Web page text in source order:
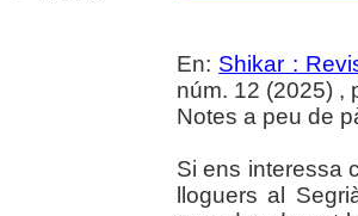
En: Shikar :
núm. 12 (2025) ,
Notes a peu de
Si ens interessa
lloguers al